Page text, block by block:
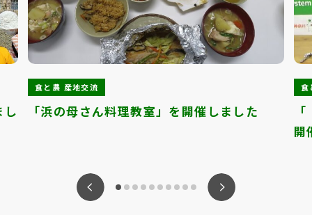
食と農 産地交流
「浜の母さん料理教室」を開催しました
食
開